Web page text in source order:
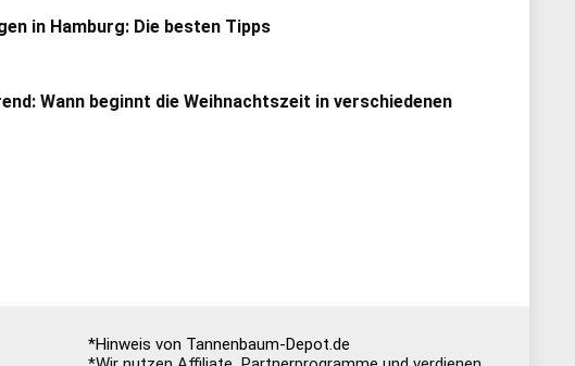
in Hamburg: Die besten Tipps
Wann beginnt die Weihnachtszeit in verschiedenen
*Hinweis von Tannenbaum-Depot.de